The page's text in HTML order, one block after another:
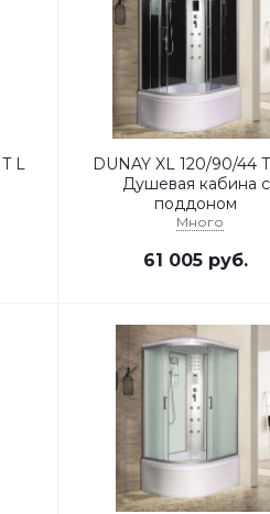
L
DUNAY XL 120/90/44 TH R
Душевая кабина с
поддоном
Много
61 005 руб.